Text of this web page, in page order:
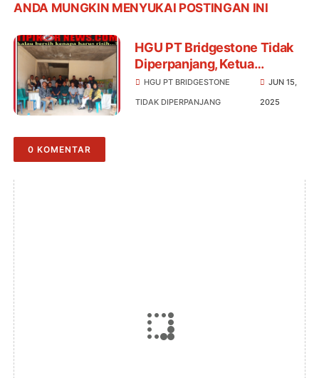
ANDA MUNGKIN MENYUKAI POSTINGAN INI
HGU PT Bridgestone Tidak
Diperpanjang, Ketua
MKFMNI Simalungun Desak
Lahan Dikembalikan ke
HGU PT BRIDGESTONE
TIDAK DIPERPANJANG
JUN 15,
2025
0 KOMENTAR